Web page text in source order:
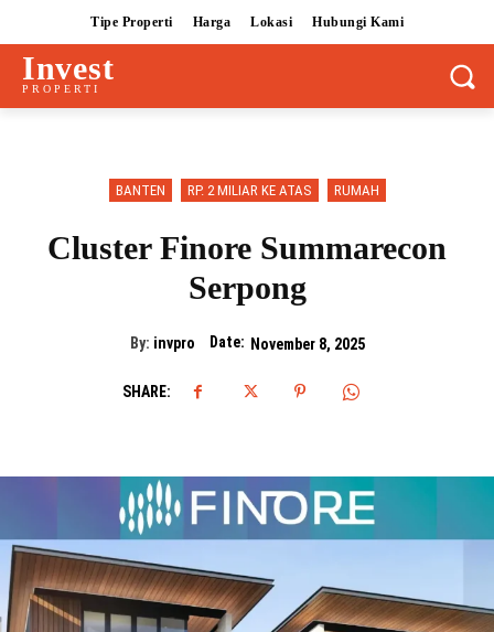
Tipe Properti Harga Lokasi Hubungi Kami
Invest
PROPERTI
BANTEN RP. 2 MILIAR KE ATAS RUMAH
Cluster Finore Summarecon
Serpong
By: invpro Date: November 8, 2025
SHARE: